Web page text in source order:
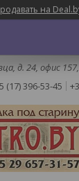
на
д. 24, офис
(17) 396-53-45